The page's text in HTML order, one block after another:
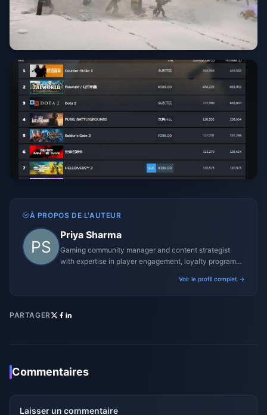
À PROPOS DE L'AUTEUR
Priya Sharma
Gaming community manager and content strategist
with expertise in player engagement, loyalty programs,
Voir le profil complet →
PARTAGER
Commentaires
Laisser un commentaire